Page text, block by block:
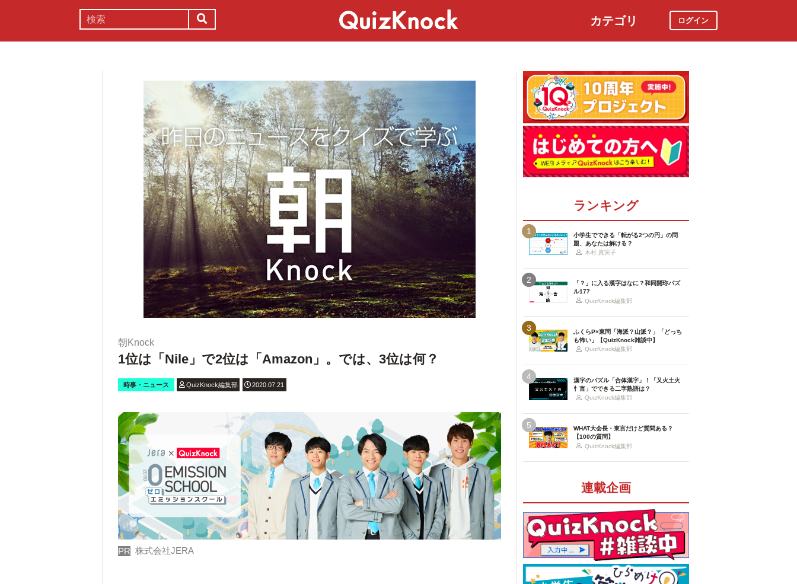
カテゴリ ログイン
朝Knock
1位は「Nile」で2位は「Amazon」。では、3位は何？
時事・ニュース QuizKnock編集部 2020.07.21
PR 株式会社JERA
ランキング
1
小学生でできる「転がる2つの円」の問
題、あなたは解ける？
木村 真実子
2
「？」に入る漢字はなに？和同開珎パズ
ル177
QuizKnock編集部
3
ふくらP×東問「海派？山派？」「どっち
も怖い」【QuizKnock雑談中】
QuizKnock編集部
4
漢字のパズル「合体漢字」！「又火土火
忄言」でできる二字熟語は？
QuizKnock編集部
5
WHAT大会長・東言だけど質問ある？
【100の質問】
QuizKnock編集部
連載企画